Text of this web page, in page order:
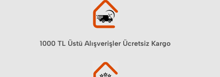
1000 TL Üstü Alışverişler Ücretsiz Kargo